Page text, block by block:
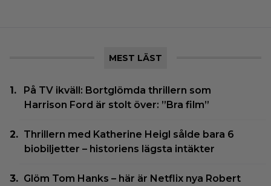
MEST LÄST
På TV ikväll: Bortglömda thrillern som
Harrison Ford är stolt över: ”Bra film”
Thrillern med Katherine Heigl sålde bara 6
biobiljetter – historiens lägsta intäkter
Glöm Tom Hanks – här är Netflix nya Robert